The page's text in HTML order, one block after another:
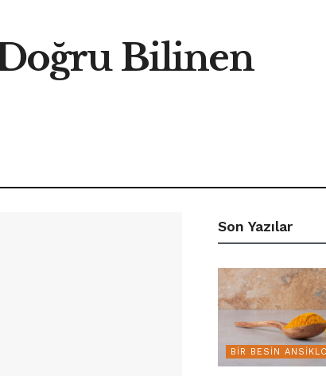
Bilinen
Son Yazılar
BIR BESIN